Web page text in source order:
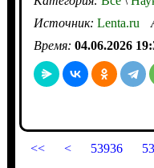
Источник: Lenta.ru
Время: 04.06.2026
<< < 53936